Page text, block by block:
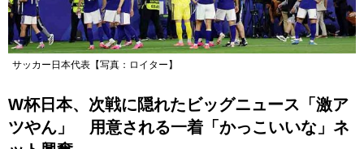
サッカー日本代表【写真：ロイター】
W杯日本、次戦に隠れたビッグニュース「激ア
ツやん」 用意される一着「かっこいいな」ネ